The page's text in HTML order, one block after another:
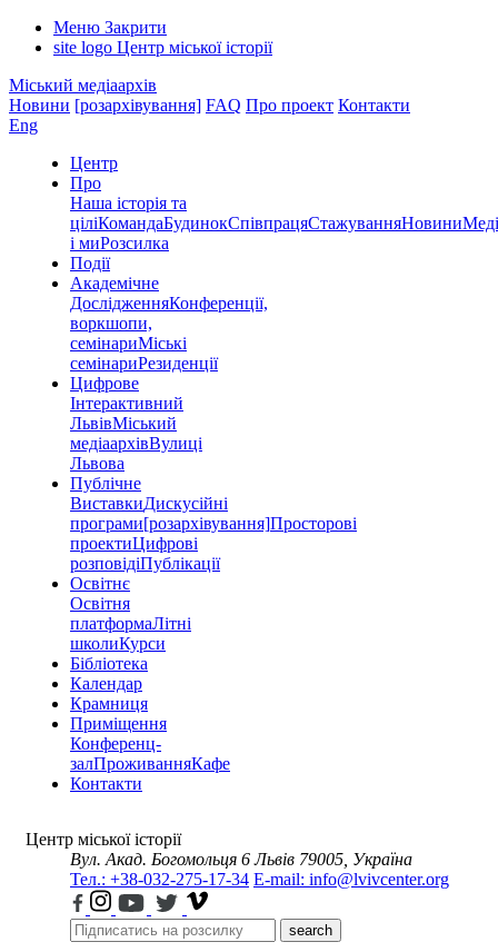
Меню Закрити
site logo Центр міської історії
Міський медіаархів
Новини [розархівування] FAQ Про проект Контакти
Eng
Центр
Про
Наша історія та
ціліКомандаБудинокСпівпрацяСтажуванняНовини
і миРозсилка
Події
Академічне
ДослідженняКонференції,
воркшопи,
семінариМіські
семінариРезиденції
Цифрове
Інтерактивний
ЛьвівМіський
медіаархівВулиці
Львова
Публічне
ВиставкиДискусійні
програми[розархівування]Просторові
проектиЦифрові
розповідіПублікації
Освітнє
Освітня
платформаЛітні
школиКурси
Бібліотека
Календар
Крамниця
Приміщення
Конференц-
залПроживанняКафе
Контакти
Центр міської історії
Вул. Акад. Богомольця 6 Львів 79005, Україна
Тел.: +38-032-275-17-34 E-mail: info@lvivcenter.org
search